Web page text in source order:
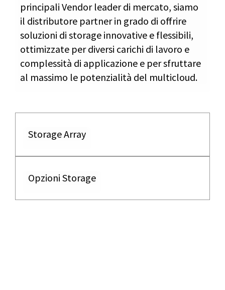
principali Vendor leader di mercato, siamo
il distributore partner in grado di offrire
soluzioni di storage innovative e flessibili,
ottimizzate per diversi carichi di lavoro e
complessità di applicazione e per sfruttare
al massimo le potenzialità del multicloud.
Storage Array
Opzioni Storage